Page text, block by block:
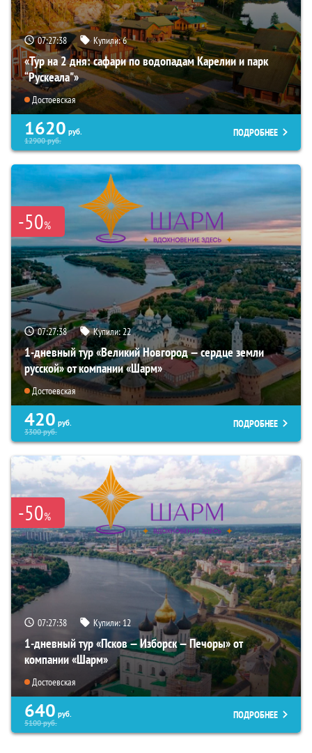
07:27:37 Купили:6
«Тур на 2 дня: сафари по водопадам Карелии и парк
“Рускеала"»
Достоевская
1620 руб.
12900руб.
ПОДРОБНЕЕ
-50%
07:27:37 Купили:22
1-дневный тур «Великий Новгород — сердце земли
русской» от компании «Шарм»
Достоевская
420 руб.
3300руб.
ПОДРОБНЕЕ
-50%
07:27:37 Купили:12
1-дневный тур «Псков — Изборск — Печоры» от
компании «Шарм»
Достоевская
640 руб.
5100руб.
ПОДРОБНЕЕ